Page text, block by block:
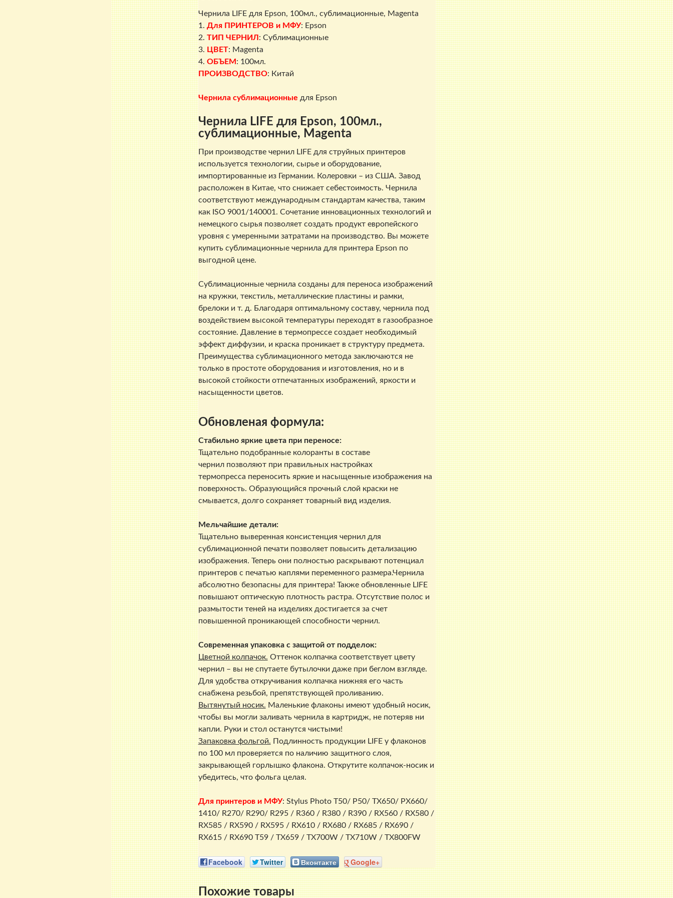
Чернила LIFE для Epson, 100мл., сублимационные, Magenta
1. Для ПРИНТЕРОВ и МФУ: Epson
2. ТИП ЧЕРНИЛ : Сублимационные
3. ЦВЕТ: Magenta
4. ОБЪЕМ : 100мл.
ПРОИЗВОДСТВО: Китай
Чернила сублимационные для Epson
Чернила LIFE для Epson, 100мл.,
сублимационные, Magenta
При производстве чернил LIFE для струйных принтеров
используется технологии, сырье и оборудование,
импортированные из Германии. Колеровки – из США. Завод
расположен в Китае, что снижает себестоимость. Чернила
соответствуют международным стандартам качества, таким
как ISO 9001/140001. Сочетание инновационных технологий и
немецкого сырья позволяет создать продукт европейского
уровня с умеренными затратами на производство. Вы можете
купить сублимационные чернила для принтера Epson по
выгодной цене.
Сублимационные чернила созданы для переноса изображений
на кружки, текстиль, металлические пластины и рамки,
брелоки и т. д. Благодаря оптимальному составу, чернила под
воздействием высокой температуры переходят в газообразное
состояние. Давление в термопрессе создает необходимый
эффект диффузии, и краска проникает в структуру предмета.
Преимущества сублимационного метода заключаются не
только в простоте оборудования и изготовления, но и в
высокой стойкости отпечатанных изображений, яркости и
насыщенности цветов.
Обновленая формула:
Стабильно яркие цвета при переносе:
Тщательно подобранные колоранты в составе
чернил позволяют при правильных настройках
термопресса переносить яркие и насыщенные изображения на
поверхность. Образующийся прочный слой краски не
смывается, долго сохраняет товарный вид изделия.
Мельчайшие детали:
Тщательно выверенная консистенция чернил для
сублимационной печати позволяет повысить детализацию
изображения. Теперь они полностью раскрывают потенциал
принтеров с печатью каплями переменного размера.Чернила
абсолютно безопасны для принтера! Также обновленные LIFE
повышают оптическую плотность растра. Отсутствие полос и
размытости теней на изделиях достигается за счет
повышенной проникающей способности чернил.
Современная упаковка с защитой от подделок:
Цветной колпачок. Оттенок колпачка соответствует цвету
чернил – вы не спутаете бутылочки даже при беглом взгляде.
Для удобства откручивания колпачка нижняя его часть
снабжена резьбой, препятствующей проливанию.
Вытянутый носик. Маленькие флаконы имеют удобный носик,
чтобы вы могли заливать чернила в картридж, не потеряв ни
капли. Руки и стол останутся чистыми!
Запаковка фольгой. Подлинность продукции LIFE у флаконов
по 100 мл проверяется по наличию защитного слоя,
закрывающей горлышко флакона. Открутите колпачок-носик и
убедитесь, что фольга целая.
Для принтеров и МФУ: Stylus Photo T50/ P50/ TX650/ PX660/
1410/ R270/ R290/ R295 / R360 / R380 / R390 / RX560 / RX580 /
RX585 / RX590 / RX595 / RX610 / RX680 / RX685 / RX690 /
RX615 / RX690 T59 / TX659 / TX700W / TX710W / TX800FW
Facebook Twitter Вконтакте Google+
Похожие товары